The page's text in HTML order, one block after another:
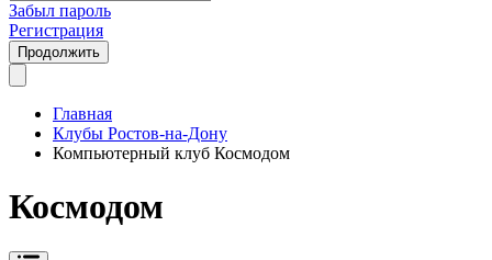
Забыл пароль
Регистрация
Продолжить
Главная
Клубы Ростов-на-Дону
Компьютерный клуб Космодом
Космодом